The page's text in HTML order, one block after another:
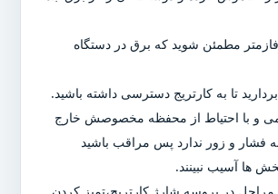
فازمتر مطمئن شوید که برق در دستگاه
تا به کارتریج دسترسی داشته باشید.
و با احتیاط از محفظه مخصوصش خارج
به فشار و زور ندارد پس مراقب باشید
ها آسیب نبینند.